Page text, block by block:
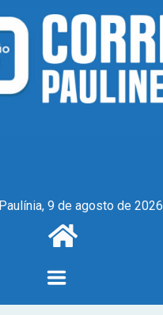
Paulínia, 9 de agosto de 2026